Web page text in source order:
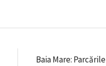
Baia Mare: